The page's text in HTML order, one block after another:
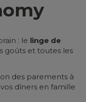
: le linge de
goûts et toutes les
des parements à
dîners en famille